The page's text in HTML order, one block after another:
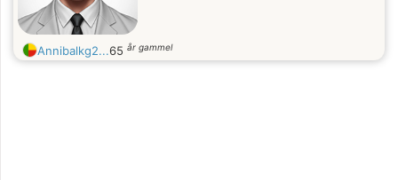
Annibalkg2...65 år gammel